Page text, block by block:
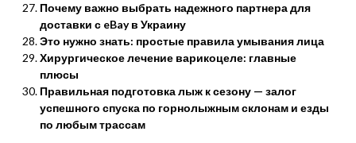
Почему важно выбрать надежного партнера для
доставки с eBay в Украину
Это нужно знать: простые правила умывания лица
Хирургическое лечение варикоцеле: главные
плюсы
Правильная подготовка лыж к сезону — залог
успешного спуска по горнолыжным склонам и езды
по любым трассам